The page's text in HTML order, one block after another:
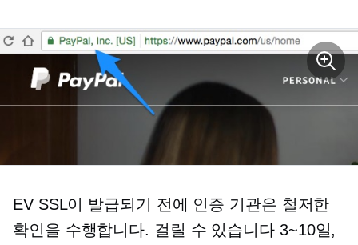
EV SSL이 발급되기 전에 인증 기관은 철저한
확인을 수행합니다. 걸릴 수 있습니다 3~10일,